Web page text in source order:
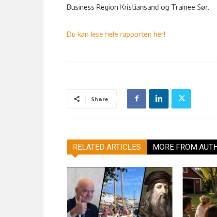
Business Region Kristiansand og Trainee Sør.
Du kan lese hele rapporten her!
Share
RELATED ARTICLES MORE FROM